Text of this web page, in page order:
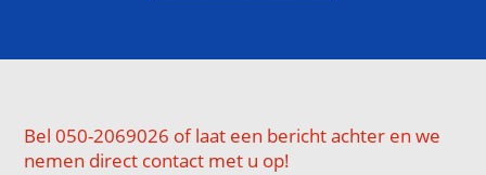
Bel 050-2069026 of laat een bericht achter en we
nemen direct contact met u op!